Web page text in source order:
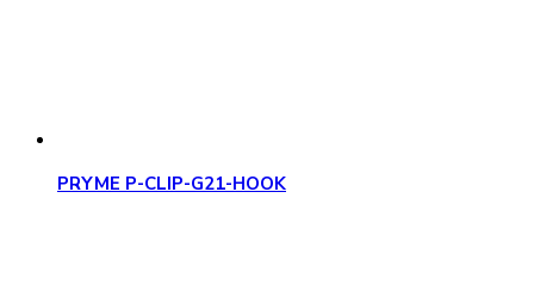
PRYME P-CLIP-G21-HOOK